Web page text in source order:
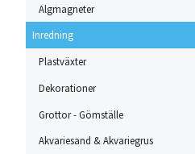
Algmagneter
Inredning
Plastväxter
Dekorationer
Grottor - Gömställe
Akvariesand & Akvariegrus